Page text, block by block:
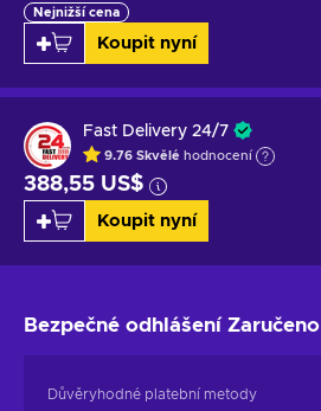
Nejnižší cena
Koupit nyní
Fast Delivery 24/7
9.76 Skvělé hodnocení
388,55 US$
Koupit nyní
Bezpečné odhlášení Zaručeno
Důvěryhodné platební metody